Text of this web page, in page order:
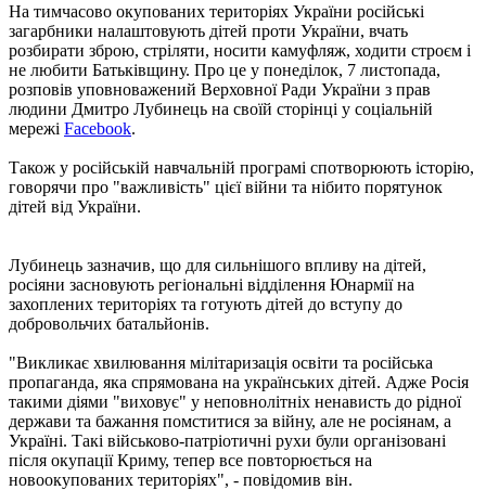
На тимчасово окупованих територіях України російські
загарбники налаштовують дітей проти України, вчать
розбирати зброю, стріляти, носити камуфляж, ходити строєм і
не любити Батьківщину. Про це у понеділок, 7 листопада,
розповів уповноважений Верховної Ради України з прав
людини Дмитро Лубинець на своїй сторінці у соціальній
мережі Facebook.
Також у російській навчальній програмі спотворюють історію,
говорячи про "важливість" цієї війни та нібито порятунок
дітей від України.
Лубинець зазначив, що для сильнішого впливу на дітей,
росіяни засновують регіональні відділення Юнармії на
захоплених територіях та готують дітей до вступу до
добровольчих батальйонів.
"Викликає хвилювання мілітаризація освіти та російська
пропаганда, яка спрямована на українських дітей. Адже Росія
такими діями "виховує" у неповнолітніх ненависть до рідної
держави та бажання помститися за війну, але не росіянам, а
Україні. Такі військово-патріотичні рухи були організовані
після окупації Криму, тепер все повторюється на
новоокупованих територіях", - повідомив він.